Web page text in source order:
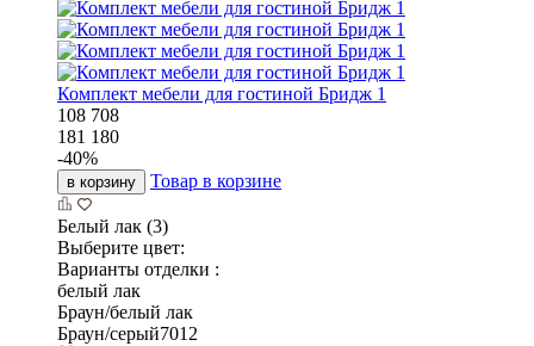
Комплект мебели для гостиной Бридж 1
108 708
181 180
-40%
в корзину Товар в корзине
Белый лак (3)
Выберите цвет:
Варианты отделки :
белый лак
Браун/белый лак
Браун/серый7012